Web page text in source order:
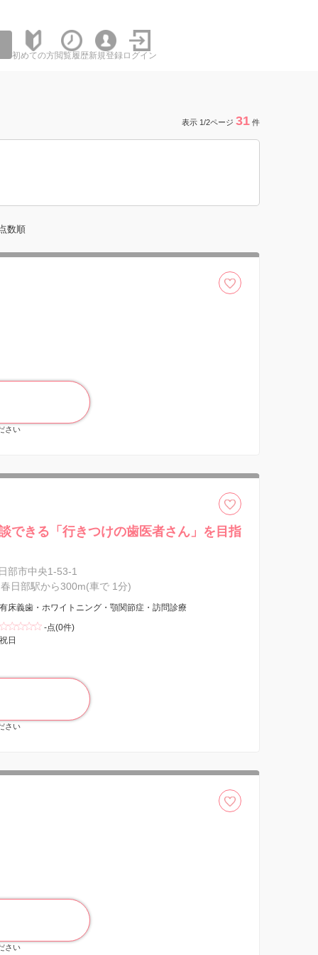
初めての方閲覧履歴新規登録 ログイン
表示 1/2ページ 31 件
数順
さい
できる「行きつけの歯医者さん」を目指
部市中央1-53-1
日部駅から300m(車で 1分)
床義歯・ホワイトニング・顎関節症・訪問診療
-点(0件)
日
さい
さい